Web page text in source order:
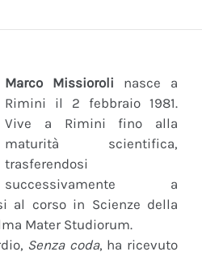
Marco Missioroli nasce a
Rimini il 2 febbraio 1981.
Vive a Rimini fino alla
maturità scientifica,
trasferendosi
successivamente a
al corso in Scienze della
Mater Studiorum.
Senza coda, ha ricevuto